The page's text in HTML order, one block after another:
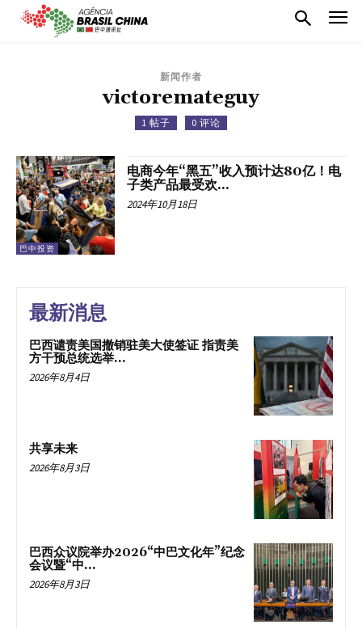
新闻作者
victoremateguy
1 帖子 0 评论
巴中投资
电商今年“黑五”收入预计达80亿！电
子类产品最受欢...
2024年10月18日
最新消息
巴西谴责美国撤销驻美大使签证 指责美
方干预总统选举...
2026年8月4日
共享未来
2026年8月3日
巴西众议院举办2026“中巴文化年”纪念
会议暨“中...
2026年8月3日